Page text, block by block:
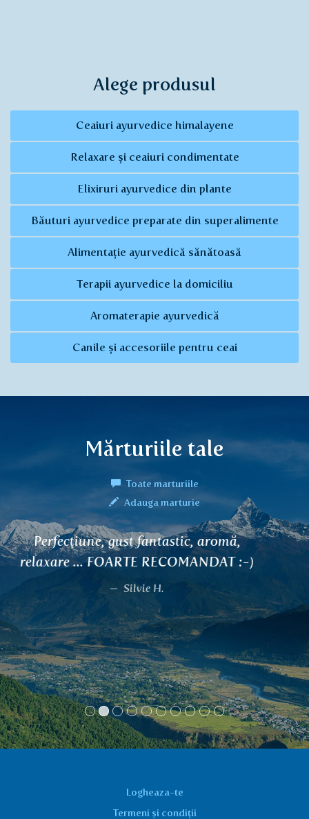
Alege produsul
Ceaiuri ayurvedice himalayene
Relaxare și ceaiuri condimentate
Elixiruri ayurvedice din plante
Băuturi ayurvedice preparate din superalimente
Alimentație ayurvedică sănătoasă
Terapii ayurvedice la domiciliu
Aromaterapie ayurvedică
Canile și accesoriile pentru ceai
Mărturiile tale
Toate marturiile
Adauga marturie
Înainte de a încerca ceaiurile Everest
Ayurveda, nu exista un ceai care să mă
ajute. Ceaiul dvstra reprezintă parte
integrantă din kitul de prim-ajutor de la
domiciliu și mă mențin fascinat de
efectele. Nu pot stai fără Udana după
muncă.
Jan Mazanec, zdravotní masáže Praha 6